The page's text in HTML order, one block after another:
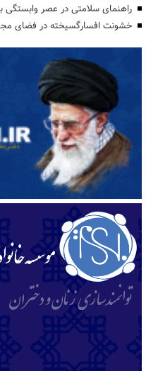
راهنمای سلامتی در عصر وابستگی
خشونت افسارگسیخته در فضای